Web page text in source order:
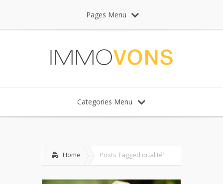
Pages Menu
Categories Menu
Home Posts Tagged qualité"